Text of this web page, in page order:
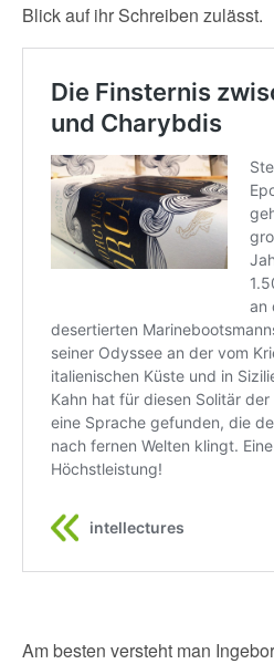
Blick auf ihr Schreiben zulässt.
Am besten versteht man